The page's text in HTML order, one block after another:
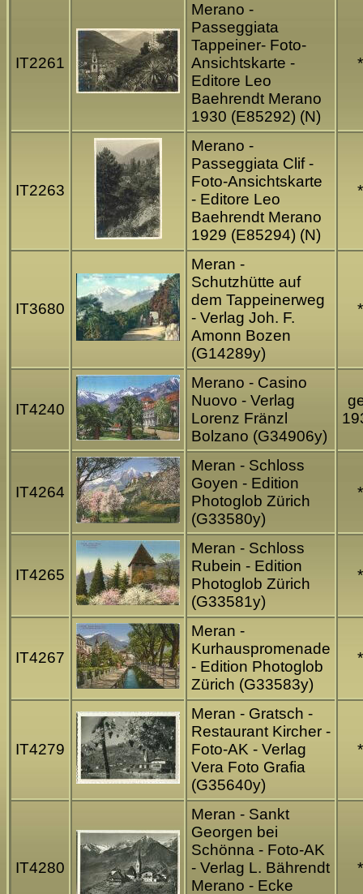
IT2261
Merano -
Passeggiata
Tappeiner- Foto-
Ansichtskarte -
Editore Leo
Baehrendt Merano
1930 (E85292) (N)
*
IT2263
Merano -
Passeggiata Clif -
Foto-Ansichtskarte
- Editore Leo
Baehrendt Merano
1929 (E85294) (N)
*
IT3680
Meran -
Schutzhütte auf
dem Tappeinerweg
- Verlag Joh. F.
Amonn Bozen
(G14289y)
*
IT4240
Merano - Casino
Nuovo - Verlag
Lorenz Fränzl
Bolzano (G34906y)
IT4264
Meran - Schloss
Goyen - Edition
Photoglob Zürich
(G33580y)
*
IT4265
Meran - Schloss
Rubein - Edition
Photoglob Zürich
(G33581y)
*
IT4267
Meran -
Kurhauspromenade
- Edition Photoglob
Zürich (G33583y)
*
IT4279
Meran - Gratsch -
Restaurant Kircher -
Foto-AK - Verlag
Vera Foto Grafia
(G35640y)
*
IT4280
Meran - Sankt
Georgen bei
Schönna - Foto-AK
- Verlag L. Bährendt
Merano - Ecke
*